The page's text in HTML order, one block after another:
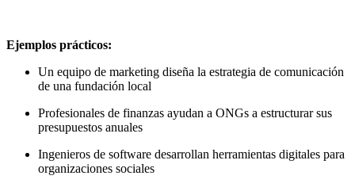
Ejemplos prácticos:
Un equipo de marketing diseña la estrategia de comunicación
de una fundación local
Profesionales de finanzas ayudan a ONGs a estructurar sus
presupuestos anuales
Ingenieros de software desarrollan herramientas digitales para
organizaciones sociales